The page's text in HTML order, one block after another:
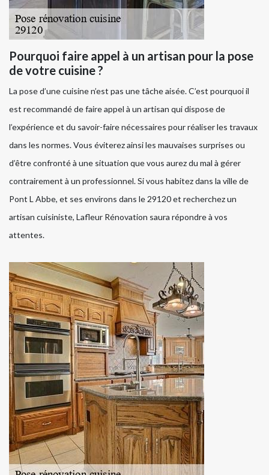
Pourquoi faire appel à un artisan pour la pose
de votre cuisine ?
La pose d’une cuisine n’est pas une tâche aisée. C’est pourquoi il
est recommandé de faire appel à un artisan qui dispose de
l’expérience et du savoir-faire nécessaires pour réaliser les travaux
dans les normes. Vous éviterez ainsi les mauvaises surprises ou
d’être confronté à une situation que vous aurez du mal à gérer
contrairement à un professionnel. Si vous habitez dans la ville de
Pont L Abbe, et ses environs dans le 29120 et recherchez un
artisan cuisiniste, Lafleur Rénovation saura répondre à vos
attentes.